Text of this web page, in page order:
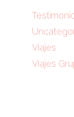
Viajes
Viajes